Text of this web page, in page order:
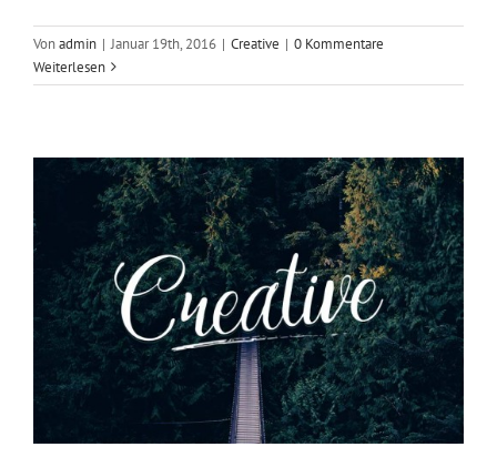
Vonadmin | Januar 19th, 2016 | Creative | 0 Kommentare
Weiterlesen
Aliquam luctus sem massa